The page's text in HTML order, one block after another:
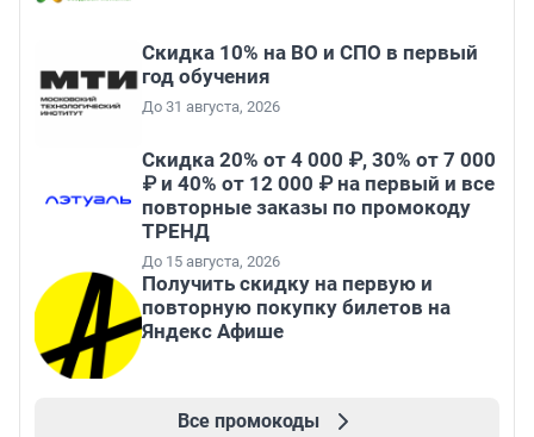
Скидка 10% на ВО и СПО в первый
год обучения
До 31 августа, 2026
Скидка 20% от 4 000 ₽, 30% от 7 000
₽ и 40% от 12 000 ₽ на первый и все
повторные заказы по промокоду
ТРЕНД
До 15 августа, 2026
Получить скидку на первую и
повторную покупку билетов на
Яндекс Афише
Все промокоды